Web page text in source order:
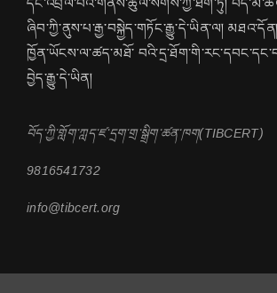
ཞིབ་ཀྱི་ནུས་པ་རྒྱ་བསྐྱེད་གཏོང་རྒྱུ་དེ་ཡིན་ལ།
ཁྱོན་ཡོངས་ལ་ཚད་མཐོ་
བྱེད་རྒྱུ་དེ་ཡིན།
བོད་ཀྱི་གློག་ཀླད་ཛ་དྲག་གྲ་སྒྲིག་ཚན་ཁག(TIBCERT)
9816541732
info@tibcert.org